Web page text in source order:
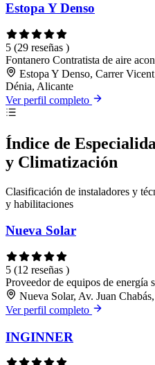
Estopa Y Denso
5 (29 reseñas )
Fontanero Contratista de aire
Estopa Y Denso, Carrer
Dénia, Alicante
Ver perfil completo
Índice de
y Climatización
Clasificación de instaladores y
y habilitaciones
Nueva Solar
5 (12 reseñas )
Proveedor de equipos de energía
Nueva Solar, Av. Juan
Ver perfil completo
INGINNER